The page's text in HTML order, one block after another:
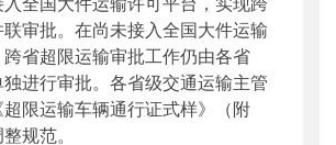
审批。在尚未接入全国大件运输
省超限运输审批工作仍由各省
独进行审批。各省级交通运输主管
限运输车辆通行证式样》（附
规范。